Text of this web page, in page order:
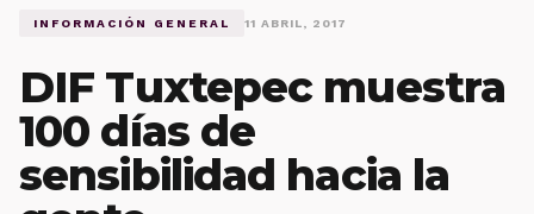
INFORMACIÓN GENERAL 11 ABRIL, 2017
DIF Tuxtepec muestra
100 días de
sensibilidad hacia la